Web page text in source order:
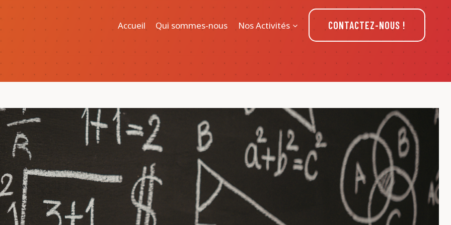
Accueil Qui sommes-nous Nos Activités CONTACTEZ-NOUS !